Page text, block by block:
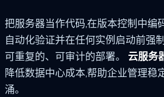
把服务器当作代码,在版本控制中编
自动化验证并在任何实例启动前强
可重复的、可审计的部署。 云服务
降低数据中心成本,帮助企业管理稳
涌。